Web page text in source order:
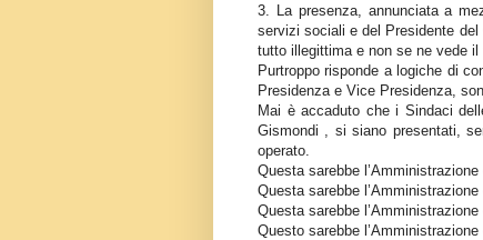
3. La presenza, annunciata a
servizi sociali e del Presidente
tutto illegittima e non se ne vede il
Purtroppo risponde a logiche di
Presidenza e Vice Presidenza,
Mai è accaduto che i Sindaci
Gismondi , si siano presentati,
operato.
Questa sarebbe
Questa sarebbe
Questa sarebbe
Questo sarebbe